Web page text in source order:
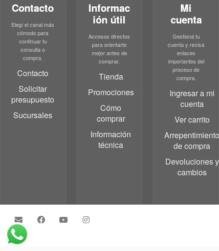
Contacto
Elegí el canal más
cómodo para
continuar tu
consulta o
compra.
Contacto
Solicitar
presupuesto
Sucursales
Informac
ión útil
Accesos directos
para orientarte
mejor antes de
comprar.
Tienda
Promociones
Cómo
comprar
Información
técnica
Mi
cuenta
Gestioná tu
cuenta y revisá
enlaces
importantes del
proceso de
compra.
Ingresar a mi
cuenta
Ver carrito
de compra
Devoluciones y
cambios
·© 2026